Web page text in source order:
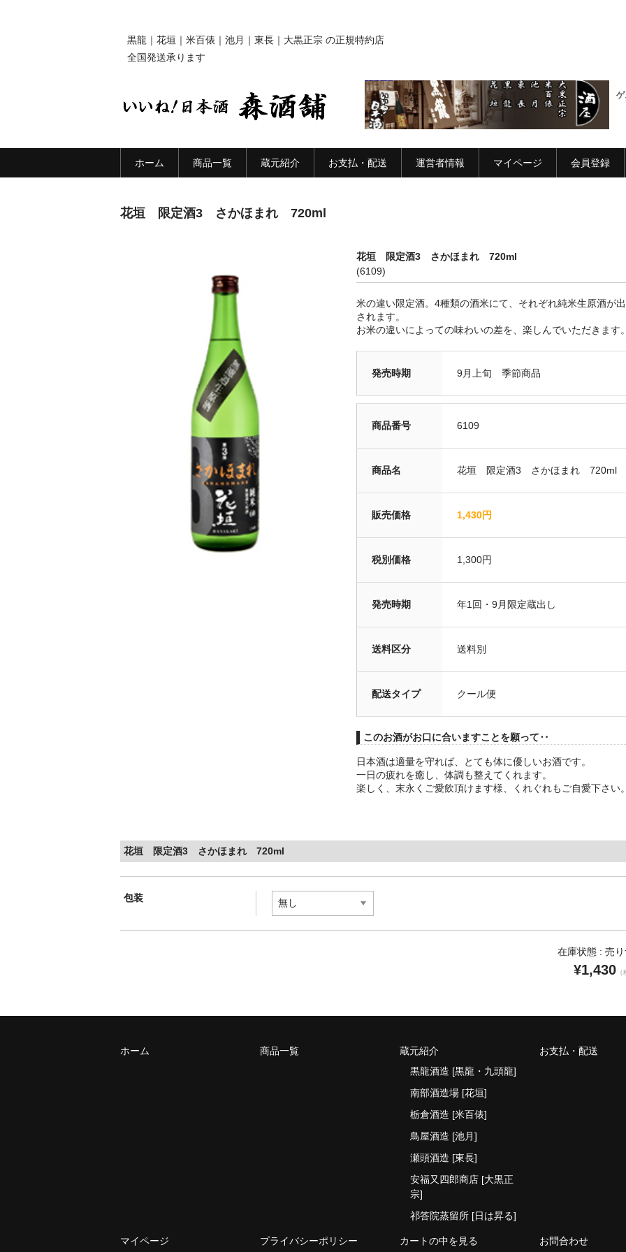
黒龍｜花垣｜米百俵｜池月｜東長｜大黒正宗 の正規特約店
全国発送承ります
ゲ
ホーム 商品一覧 蔵元紹介 お支払・配送 運営者情報 マイページ 会員登録
花垣 限定酒3 さかほまれ 720ml
花垣 限定酒3 さかほまれ 720ml
(6109)
米の違い限定酒。4種類の酒米にて、それぞれ純米生原酒が
されます。
お米の違いによっての味わいの差を、楽しんでいただきます。
発売時期 9月上旬 季節商品
商品番号 6109
商品名 花垣 限定酒3 さかほまれ 720ml
販売価格 1,430円
税別価格 1,300円
発売時期 年1回・9月限定蔵出し
送料区分 送料別
配送タイプ クール便
このお酒がお口に合いますことを願って‥
日本酒は適量を守れば、とても体に優しいお酒です。
一日の疲れを癒し、体調も整えてくれます。
楽しく、末永くご愛飲頂けます様、くれぐれもご自愛下さい。
花垣 限定酒3 さかほまれ 720ml
包装
在庫状態 : 売
¥1,430
ホーム 商品一覧
蔵元紹介
黒龍酒造 [黒龍・九頭龍]
南部酒造場 [花垣]
栃倉酒造 [米百俵]
鳥屋酒造 [池月]
瀬頭酒造 [東長]
安福又四郎商店 [大黒正
宗]
祁答院蒸留所 [日は昇る]
お支払・配送
マイページ プライバシーポリシー カートの中を見る お問合わせ